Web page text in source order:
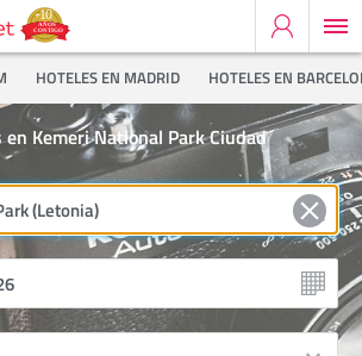
HOTELES EN MADRID HOTELES EN
en Kemeri National Park Ciudad